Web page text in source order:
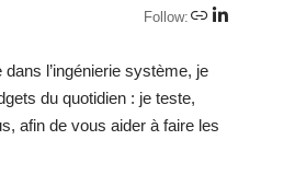
Follow:
l’ingénierie système, je
du quotidien : je teste,
afin de vous aider à faire les